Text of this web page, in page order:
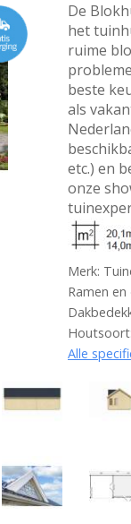
De
het
ruime
beste
als
etc.) en
onze
Merk:
Ramen
Alle